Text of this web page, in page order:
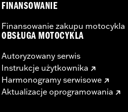
FINANSOWANIE
Finansowanie zakupu motocykla
OBSŁUGA MOTOCYKLA
Autoryzowany serwis
Instrukcje użytkownika
Harmonogramy serwisowe
Aktualizacje oprogramowania